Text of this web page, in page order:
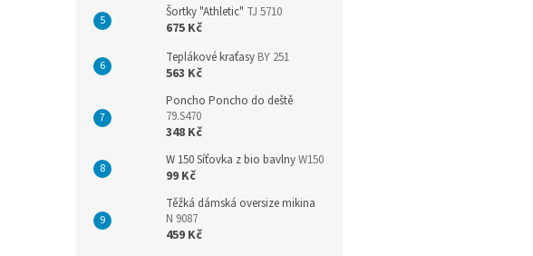
Šortky "Athletic" TJ 5710
675 Kč
Teplákové kraťasy BY 251
563 Kč
Poncho Poncho do deště
79.S470
348 Kč
W 150 Síťovka z bio bavlnyW150
99 Kč
Těžká dámská oversize mikina
N 9087
459 Kč